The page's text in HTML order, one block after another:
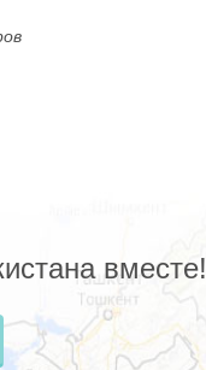
вместе!